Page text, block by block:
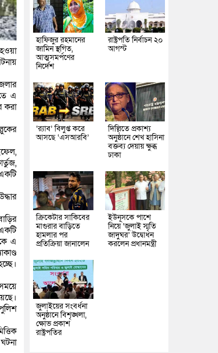
এ
করা
এ
হাফিজুর রহমানের
জামিন স্থগিত,
আত্মসমর্পণের
নির্দেশ
রাষ্ট্রপতি নির্বাচন ২০
আগস্ট
‘র‍্যাব’ বিলুপ্ত করে
আসছে ‘এসআরবি’
দিল্লিতে প্রকাশ্য
অনুষ্ঠানে শেখ হাসিনা
বক্তব্য দেয়ায় ক্ষুব্ধ
ঢাকা
ক্রিকেটার সাকিবের
মাগুরার বাড়িতে
হামলার পর
প্রতিক্রিয়া জানালেন
ইউনূসকে পাশে
নিয়ে ‘জুলাই স্মৃতি
জাদুঘর’ উদ্বোধন
করলেন প্রধানমন্ত্রী
জুলাইয়ের সংবর্ধনা
অনুষ্ঠানে বিশৃঙ্খলা,
ক্ষোভ প্রকাশ
রাষ্ট্রপতির